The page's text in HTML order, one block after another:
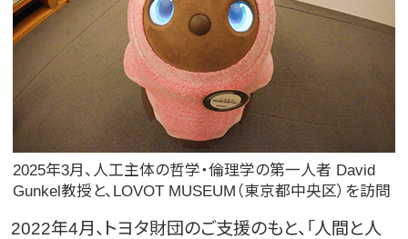
2025年3月、人工主体の哲学・倫理学の第一人者 David
Gunkel教授と、LOVOT MUSEUM（東京都中央区）を訪問
2022年4月、トヨタ財団のご支援のもと、「人間と人